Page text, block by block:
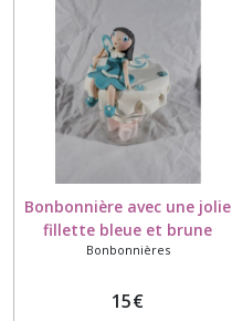
Bonbonnière avec une jolie
fillette bleue et brune
modelée à la main en
Bonbonnières
15€